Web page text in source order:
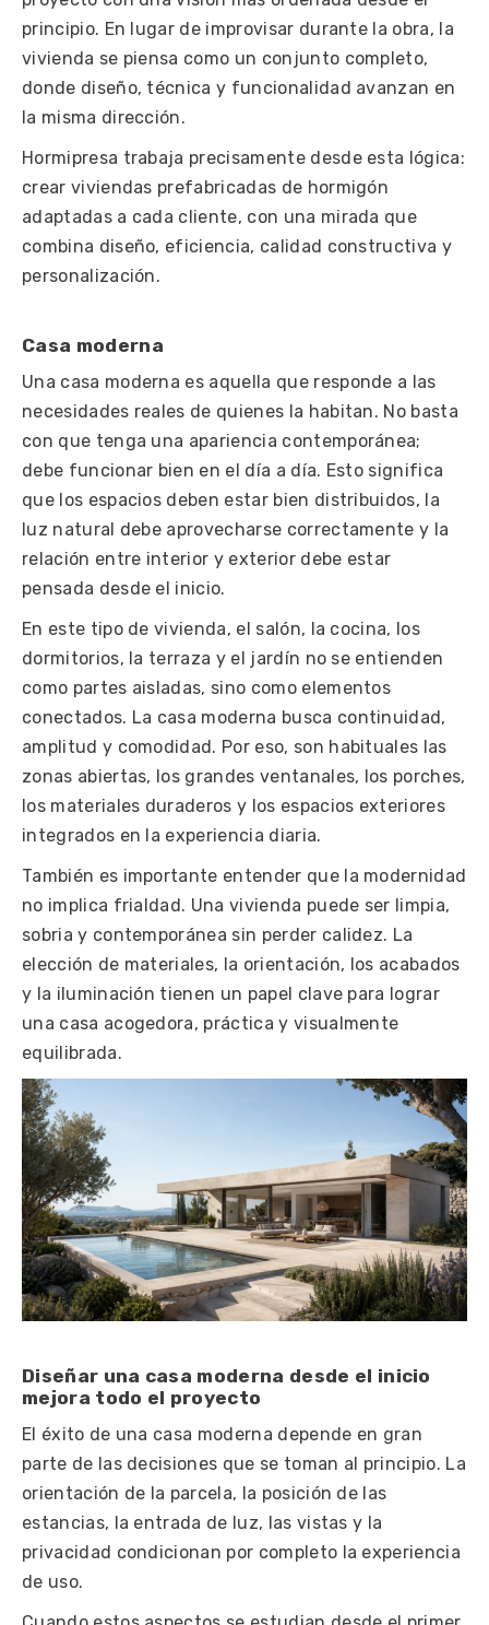
principio. En lugar de improvisar durante la obra, la
vivienda se piensa como un conjunto completo,
donde diseño, técnica y funcionalidad avanzan en
la misma dirección.
Hormipresa trabaja precisamente desde esta lógica:
crear viviendas prefabricadas de hormigón
adaptadas a cada cliente, con una mirada que
combina diseño, eficiencia, calidad constructiva y
personalización.
Casa moderna
Una casa moderna es aquella que responde a las
necesidades reales de quienes la habitan. No basta
con que tenga una apariencia contemporánea;
debe funcionar bien en el día a día. Esto significa
que los espacios deben estar bien distribuidos, la
luz natural debe aprovecharse correctamente y la
relación entre interior y exterior debe estar
pensada desde el inicio.
En este tipo de vivienda, el salón, la cocina, los
dormitorios, la terraza y el jardín no se entienden
como partes aisladas, sino como elementos
conectados. La casa moderna busca continuidad,
amplitud y comodidad. Por eso, son habituales las
zonas abiertas, los grandes ventanales, los porches,
los materiales duraderos y los espacios exteriores
integrados en la experiencia diaria.
También es importante entender que la modernidad
no implica frialdad. Una vivienda puede ser limpia,
sobria y contemporánea sin perder calidez. La
elección de materiales, la orientación, los acabados
y la iluminación tienen un papel clave para lograr
una casa acogedora, práctica y visualmente
equilibrada.
Diseñar una casa moderna desde el inicio
mejora todo el proyecto
El éxito de una casa moderna depende en gran
parte de las decisiones que se toman al principio. La
orientación de la parcela, la posición de las
estancias, la entrada de luz, las vistas y la
privacidad condicionan por completo la experiencia
de uso.